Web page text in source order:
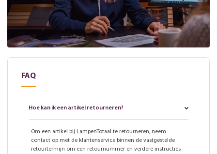
FAQ
Hoe kan ik een artikel retourneren?
Om een artikel bij LampenTotaal te retourneren, neem
contact op met de klantenservice binnen de vastgestelde
retourtermijn om een retournummer en verdere instructies